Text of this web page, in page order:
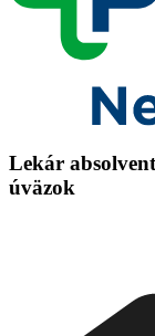
Lekár
úväzok